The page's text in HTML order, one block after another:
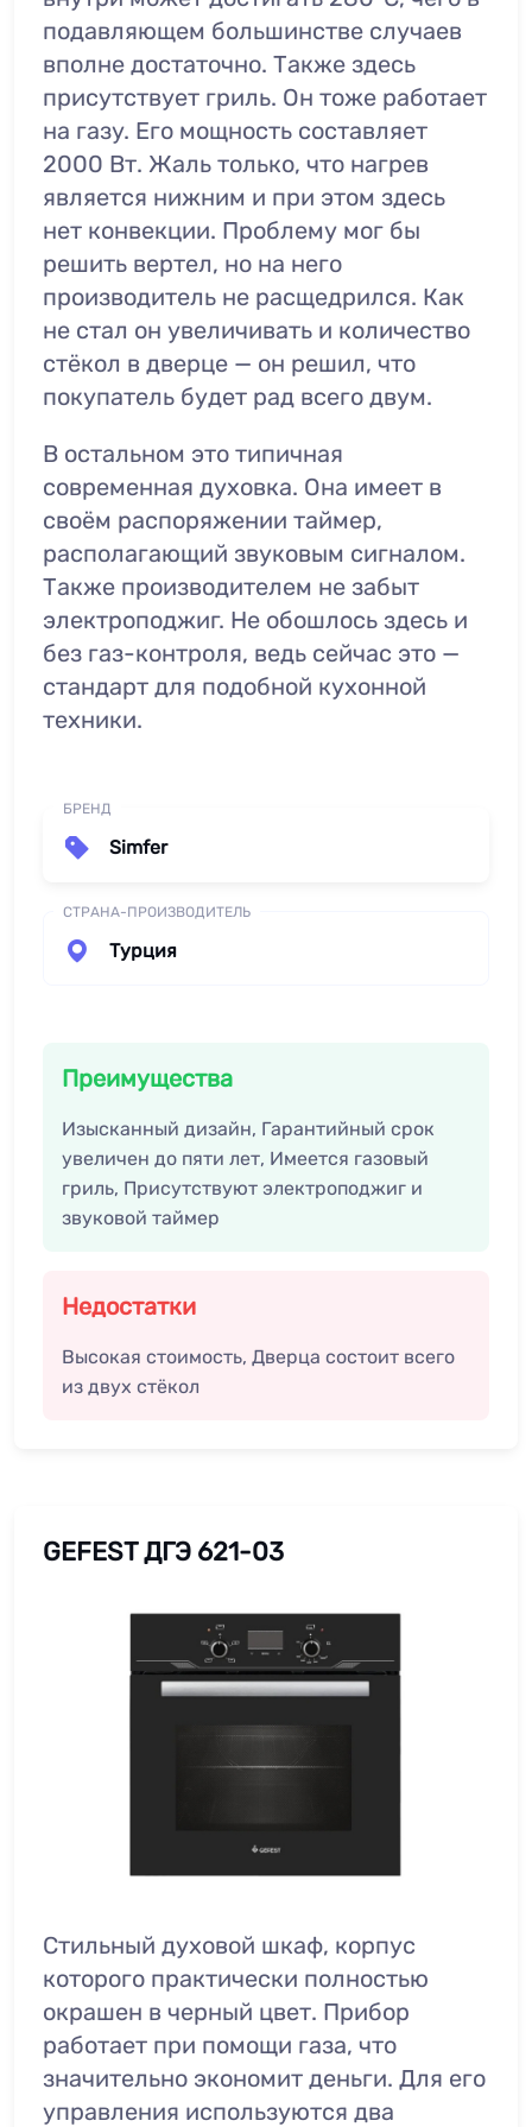
подавляющем большинстве случаев
вполне достаточно. Также здесь
присутствует гриль. Он тоже работает
на газу. Его мощность составляет
2000 Вт. Жаль только, что нагрев
является нижним и при этом здесь
нет конвекции. Проблему мог бы
решить вертел, но на него
производитель не расщедрился. Как
не стал он увеличивать и количество
стёкол в дверце — он решил, что
покупатель будет рад всего двум.
В остальном это типичная
современная духовка. Она имеет в
своём распоряжении таймер,
располагающий звуковым сигналом.
Также производителем не забыт
электроподжиг. Не обошлось здесь и
без газ-контроля, ведь сейчас это —
стандарт для подобной кухонной
техники.
БРЕНД
Simfer
СТРАНА-ПРОИЗВОДИТЕЛЬ
Турция
Преимущества
Изысканный дизайн, Гарантийный срок
увеличен до пяти лет, Имеется газовый
гриль, Присутствуют электроподжиг и
звуковой таймер
Недостатки
Высокая стоимость, Дверца состоит всего
из двух стёкол
GEFEST ДГЭ 621-03
Стильный духовой шкаф, корпус
которого практически полностью
окрашен в черный цвет. Прибор
работает при помощи газа, что
значительно экономит деньги. Для его
управления используются два